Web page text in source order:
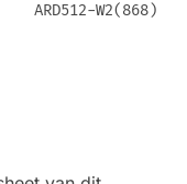
ARD512-W2(868)